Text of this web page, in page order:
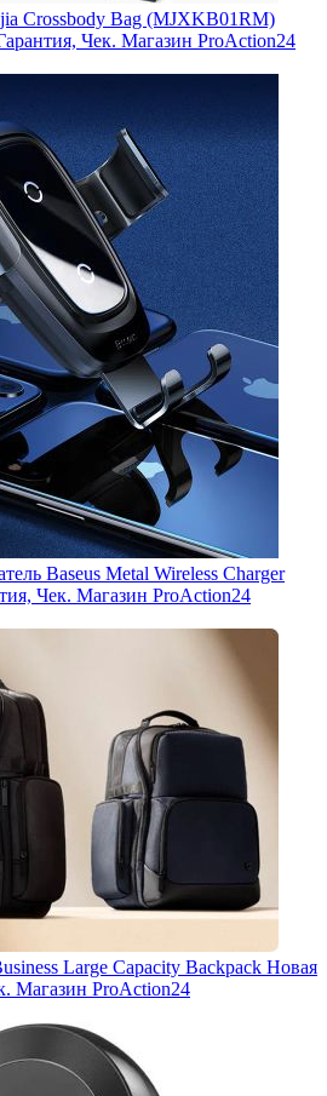
Crossbody Bag (MJXKB01RM)
Чек. Магазин ProAction24
Baseus Metal Wireless Charger
Чек. Магазин ProAction24
Large Capacity Backpack Новая
Магазин ProAction24